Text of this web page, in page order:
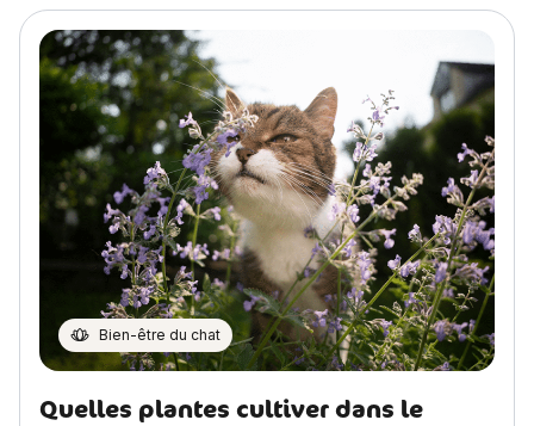
Bien-être du chat
Quelles plantes cultiver dans le